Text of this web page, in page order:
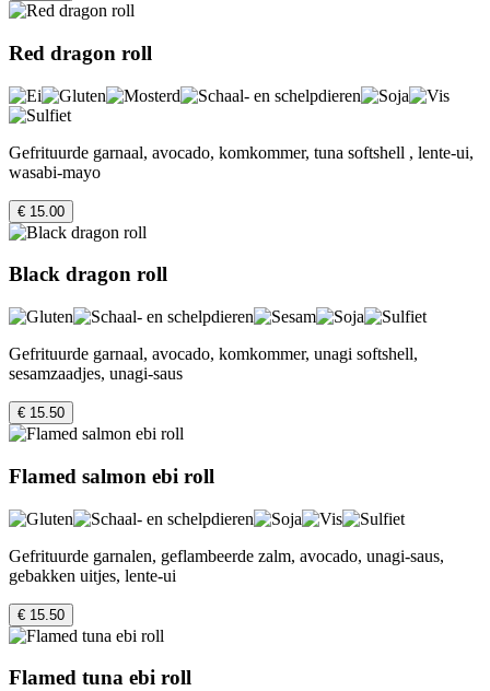
Red dragon roll
Gefrituurde garnaal, avocado, komkommer, tuna softshell , lente-ui,
wasabi-mayo
€ 15.00
Black dragon roll
Gefrituurde garnaal, avocado, komkommer, unagi softshell,
sesamzaadjes, unagi-saus
€ 15.50
Flamed salmon ebi roll
Gefrituurde garnalen, geflambeerde zalm, avocado, unagi-saus,
gebakken uitjes, lente-ui
€ 15.50
Flamed tuna ebi roll